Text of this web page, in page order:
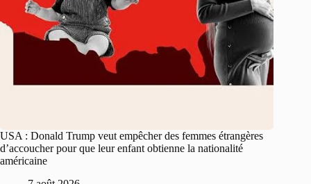
USA : Donald Trump veut empêcher des femmes étrangères
d’accoucher pour que leur enfant obtienne la nationalité
américaine